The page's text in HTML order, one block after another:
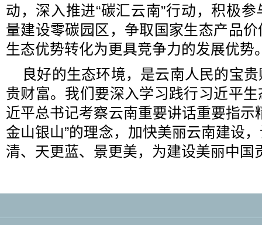
动，深入推进“碳汇云南”行动，积极
量建设零碳园区，争取国家生态产品
生态优势转化为更具竞争力的发展优势
良好的生态环境，是云南人民的宝
贵财富。我们要深入学习践行习近平
近平总书记考察云南重要讲话重要指示
金山银山”的理念，加快美丽云南建设
清、天更蓝、景更美，为建设美丽中国